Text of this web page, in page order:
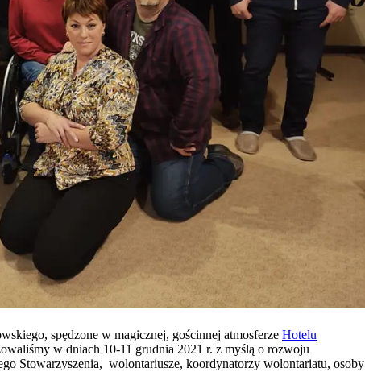
spędzone w magicznej, gościnnej atmosferze Hotelu
w dniach 10-11 grudnia 2021 r. z myślą o rozwoju
Stowarzyszenia, wolontariusze, koordynatorzy wolontariatu, osoby